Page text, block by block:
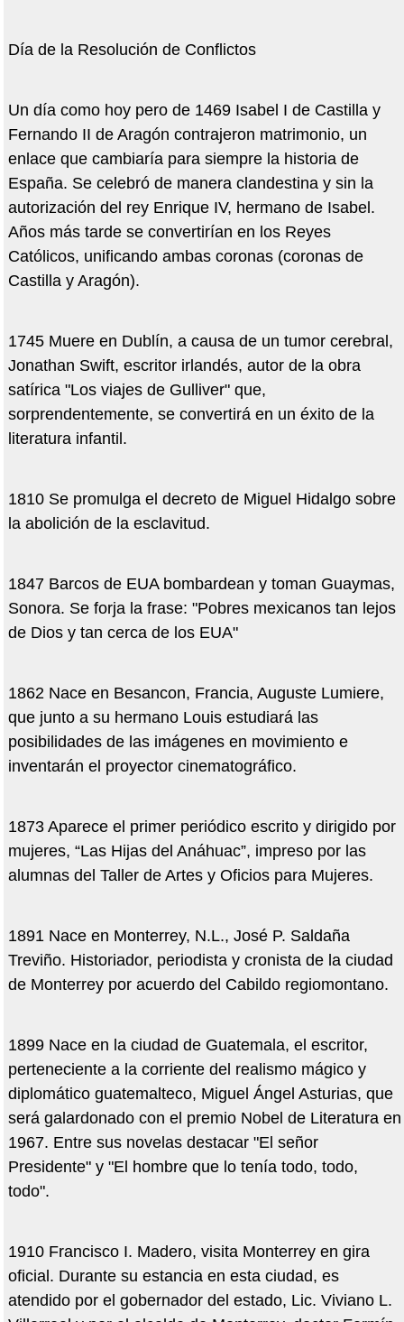
Día de la Resolución de Conflictos
Un día como hoy pero de 1469 Isabel I de Castilla y
Fernando II de Aragón contrajeron matrimonio, un
enlace que cambiaría para siempre la historia de
España. Se celebró de manera clandestina y sin la
autorización del rey Enrique IV, hermano de Isabel.
Años más tarde se convertirían en los Reyes
Católicos, unificando ambas coronas (coronas de
Castilla y Aragón).
1745 Muere en Dublín, a causa de un tumor cerebral,
Jonathan Swift, escritor irlandés, autor de la obra
satírica "Los viajes de Gulliver" que,
sorprendentemente, se convertirá en un éxito de la
literatura infantil.
1810 Se promulga el decreto de Miguel Hidalgo sobre
la abolición de la esclavitud.
1847 Barcos de EUA bombardean y toman Guaymas,
Sonora. Se forja la frase: "Pobres mexicanos tan lejos
de Dios y tan cerca de los EUA"
1862 Nace en Besancon, Francia, Auguste Lumiere,
que junto a su hermano Louis estudiará las
posibilidades de las imágenes en movimiento e
inventarán el proyector cinematográfico.
1873 Aparece el primer periódico escrito y dirigido por
mujeres, “Las Hijas del Anáhuac”, impreso por las
alumnas del Taller de Artes y Oficios para Mujeres.
1891 Nace en Monterrey, N.L., José P. Saldaña
Treviño. Historiador, periodista y cronista de la ciudad
de Monterrey por acuerdo del Cabildo regiomontano.
1899 Nace en la ciudad de Guatemala, el escritor,
perteneciente a la corriente del realismo mágico y
diplomático guatemalteco, Miguel Ángel Asturias, que
será galardonado con el premio Nobel de Literatura en
1967. Entre sus novelas destacar "El señor
Presidente" y "El hombre que lo tenía todo, todo,
todo".
1910 Francisco I. Madero, visita Monterrey en gira
oficial. Durante su estancia en esta ciudad, es
atendido por el gobernador del estado, Lic. Viviano L.